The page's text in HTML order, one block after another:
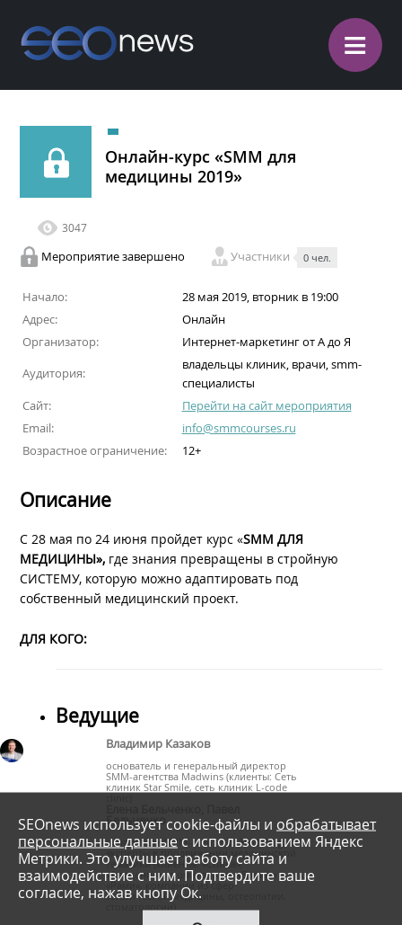
≡
Онлайн-курс «SMM для
медицины 2019»
3047
Мероприятие завершено Участники 0 чел.
Начало:
28 мая 2019, вторник в 19:00
Адрес:
Онлайн
Организатор:
Интернет-маркетинг от А до Я
Аудитория:
владельцы клиник, врачи, smm-
специалисты
Сайт:
Перейти на сайт мероприятия
Email:
info@smmcourses.ru
Возрастное ограничение:
12+
Описание
C 28 мая по 24 июня пройдет курс «SMM ДЛЯ
МЕДИЦИНЫ», где знания превращены в стройную
СИСТЕМУ, которую можно адаптировать под
собственный медицинский проект.
ДЛЯ КОГО:
Ведущие
Владимир Казаков
основатель и генеральный директор
SMM-агентства Madwins (клиенты: Сеть
клиник Star Smile, сеть клиник L-code
Бельченко
основатели SMM-агентства Tesla Target,
эксперты в продвижении медицинской
тематики (клиенты: «Спика»,
«Авиценна», стоматология «Вариант»,
«Рами», компании из сфер
эстетической медицины, остеопатии,
стоматологии).
SEOnews использует cookie-файлы и обрабатывает
персональные данные с использованием Яндекс
Метрики. Это улучшает работу сайта и
взаимодействие с ним. Подтвердите ваше
согласие, нажав кнопу Ок.